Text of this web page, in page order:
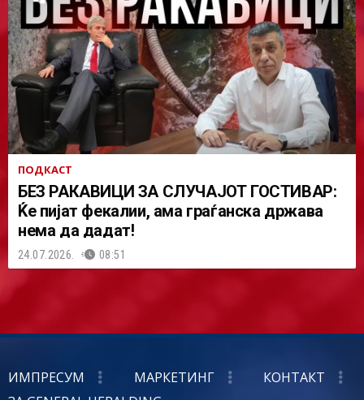
ПОДКАСТ
БЕЗ РАКАВИЦИ ЗА СЛУЧАЈОТ ГОСТИВАР:
Ќе пијат фекалии, ама граѓанска држава
нема да дадат!
24.07.2026. 08:51
ИМПРЕСУМ МАРКЕТИНГ
КОНТАКТ